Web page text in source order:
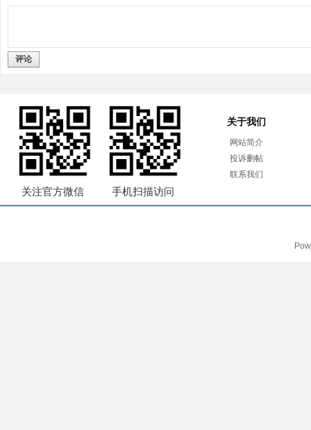
评论
关注官方微信 手机扫描访问
关于我们
网站简介
投诉删帖
联系我们